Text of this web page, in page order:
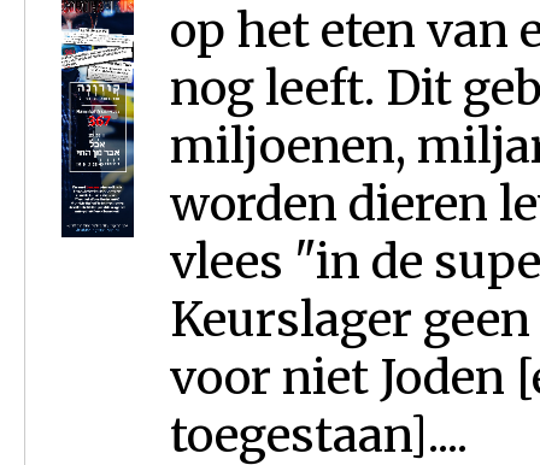
op het eten van
nog leeft. Dit
miljoenen,
worden dieren
vlees "in de
Keurslager
voor niet Joden
toegestaan]....